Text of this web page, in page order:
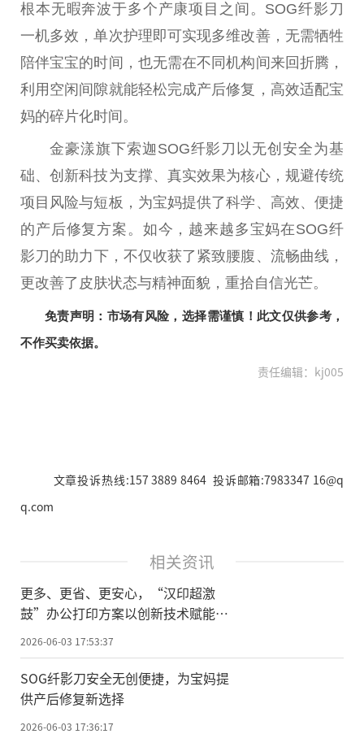
根本无暇奔波于多个产康项目之间。SOG纤影 刀
一机多效，单次护理即可实现多维改善，无需牺牲
陪伴宝宝的时间，也无需在不同机构间来回折腾，
利用空闲间隙就能轻松完成产后修复，高效适配宝
妈的碎片化时间。
金豪漾旗下索迦SOG纤影 刀 以无创安全为基
础、创新科技为支撑、真实效果为核心，规避传统
项目风险与短板，为宝妈提供了科学、高效、便捷
的产后修复方案。如今，越来越多宝妈在SOG纤
影刀 的助力下，不仅收获了紧致腰腹、流畅曲线，
更改善了皮肤状态与精神面貌，重拾自信光芒。
免责声明：市场有风险，选择需谨慎！此文仅供参考，
不作买卖依据。
责任编辑：kj005
文章投诉热线:157 3889 8464 投诉邮箱:7983347 16@q
q.com
相关资讯
更多、更省、更安心，“汉印超激
鼓”办公打印方案以创新技术赋能行
2026-06-03 17:53:37
SOG纤影刀安全无创便捷，为宝妈提
供产后修复新选择
2026-06-03 17:36:17